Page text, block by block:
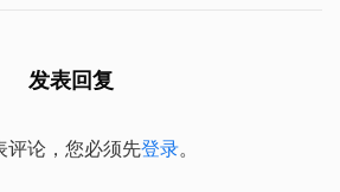
发表回复
评论，您必须先登录。